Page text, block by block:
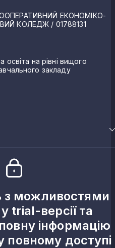
ЕКОНОМІКО-
КОЛЕДЖ / 01788131
освіта на рівні вищого
закладу
з можливостями
trial-версії та
інформацію
повному доступі